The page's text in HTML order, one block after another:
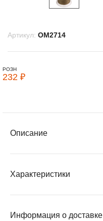
Артикул: OM2714
РОЗН
232 ₽
Описание
Характеристики
Информация о доставке